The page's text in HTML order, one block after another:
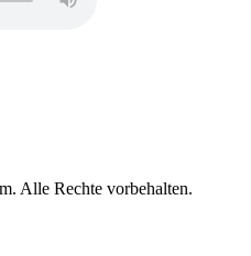
Alle Rechte vorbehalten.